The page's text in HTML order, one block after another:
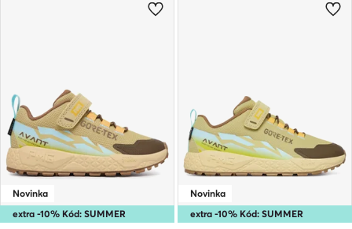
extra -10% Kód: SUMMER
Novinka
extra -10% Kód: SUMMER
Novinka